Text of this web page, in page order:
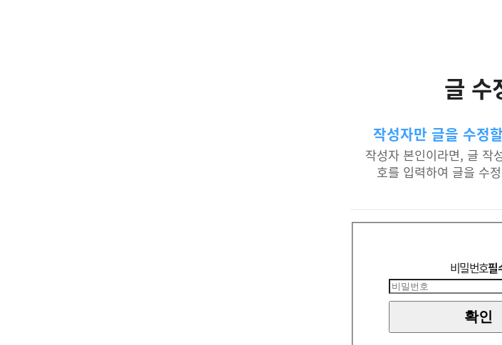
글 수
작성자만 글을 수정
작성자 본인이라면, 글 작
호를 입력하여 글을 수
비밀번호필